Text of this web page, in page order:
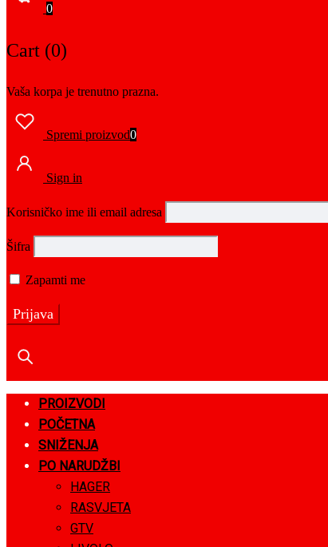
0
Cart (0)
Vaša korpa je trenutno prazna.
Spremi proizvod0
Sign in
Korisničko ime ili email adresa
Šifra
Zapamti me
PROIZVODI
POČETNA
SNIŽENJA
PO NARUDŽBI
HAGER
RASVJETA
GTV